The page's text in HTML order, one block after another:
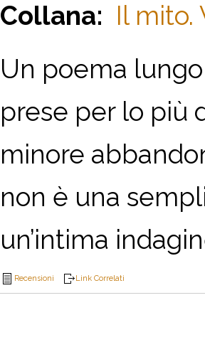
Collana: Il mito.
Un poema
prese per lo più
minore
non è una
un’intima
Recensioni Link Correlati